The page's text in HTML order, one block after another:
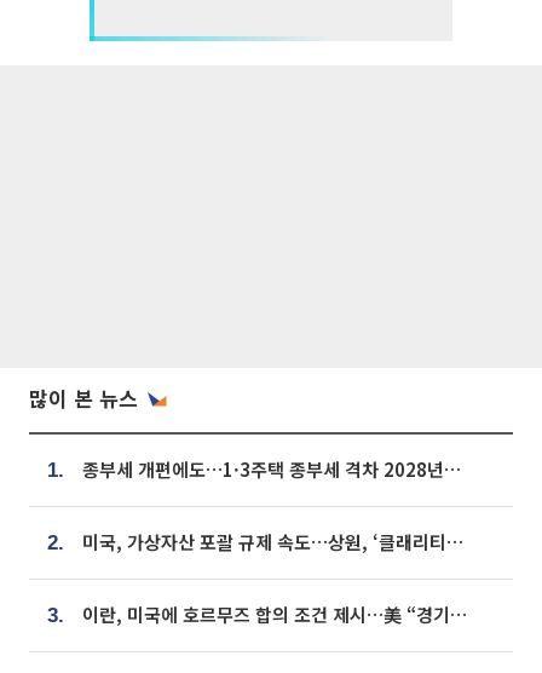
많이 본 뉴스
1. 종부세 개편에도…1·3주택 종부세 격차 2028년부터 확대
2. 미국, 가상자산 포괄 규제 속도…상원, ‘클래리티법’ 9월 절차투표 추진
3. 이란, 미국에 호르무즈 합의 조건 제시…美 “경기 아직 안 끝나” [종합]